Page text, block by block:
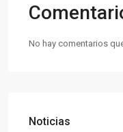
No hay comentarios
Noticias